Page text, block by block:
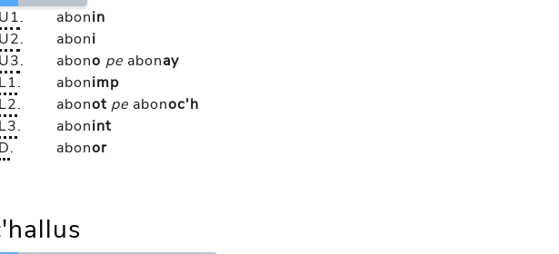
U1. abonin
U2. aboni
U3. abono pe abonay
L1. abonimp
L2. abonot pe abonoc'h
L3. abonint
D. abonor